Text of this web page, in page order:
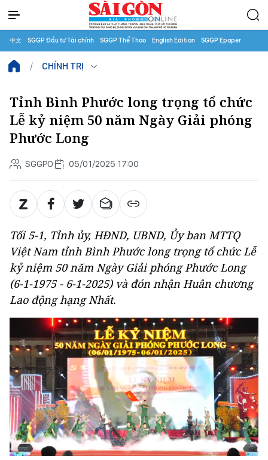
中文 SGGP Đầu tư Tài chính SGGP Thể Thao English Edition SGGP Epaper
CHÍNH TRỊ
Tỉnh Bình Phước long trọng tổ chức
Lễ kỷ niệm 50 năm Ngày Giải phóng
Phước Long
SGGPO 05/01/2025 17:00
Tối 5-1, Tỉnh ủy, HĐND, UBND, Ủy ban MTTQ
Việt Nam tỉnh Bình Phước long trọng tổ chức Lễ
kỷ niệm 50 năm Ngày Giải phóng Phước Long
(6-1-1975 - 6-1-2025) và đón nhận Huân chương
Lao động hạng Nhất.